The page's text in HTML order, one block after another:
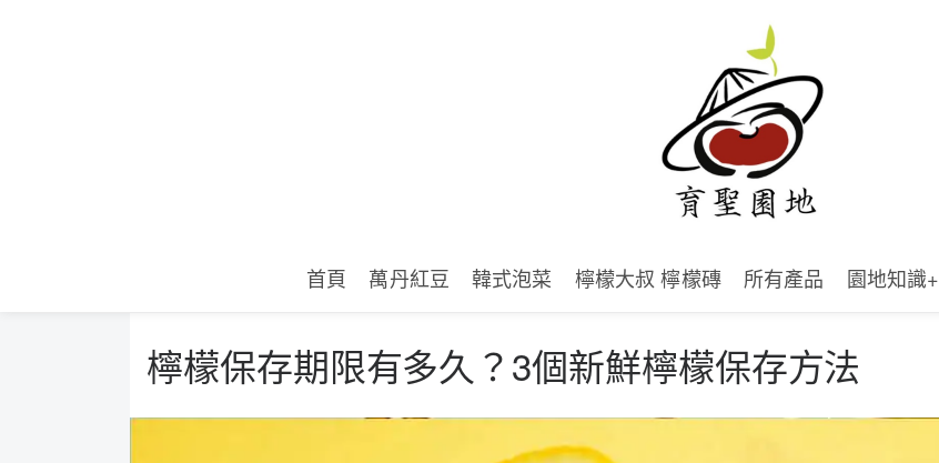
首頁 萬丹紅豆 韓式泡菜 檸檬大叔 檸檬磚 所有產品 園地知識+
檸檬保存期限有多久？3個新鮮檸檬保存方法